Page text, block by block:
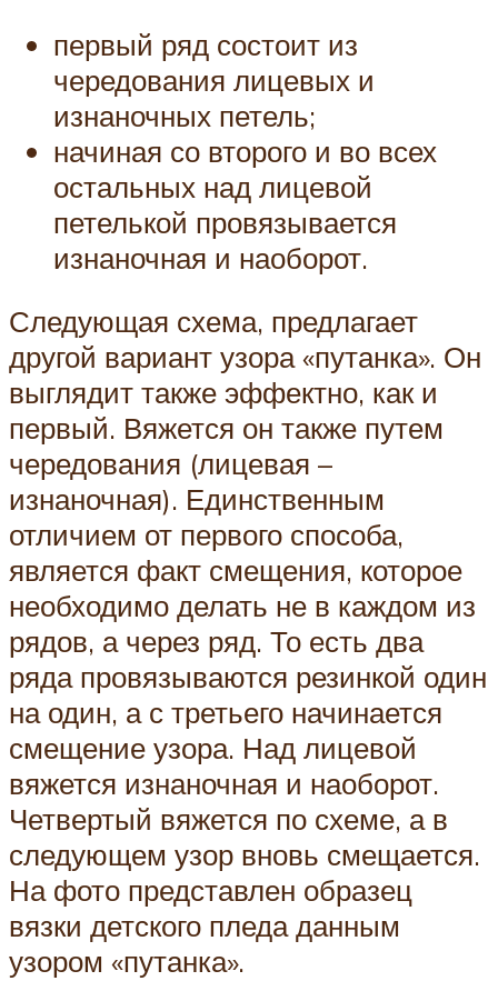
первый ряд состоит из
чередования лицевых и
изнаночных петель;
начиная со второго и во всех
остальных над лицевой
петелькой провязывается
изнаночная и наоборот.
Следующая схема, предлагает
другой вариант узора «путанка». Он
выглядит также эффектно, как и
первый. Вяжется он также путем
чередования (лицевая –
изнаночная). Единственным
отличием от первого способа,
является факт смещения, которое
необходимо делать не в каждом из
рядов, а через ряд. То есть два
ряда провязываются резинкой один
на один, а с третьего начинается
смещение узора. Над лицевой
вяжется изнаночная и наоборот.
Четвертый вяжется по схеме, а в
следующем узор вновь смещается.
На фото представлен образец
вязки детского пледа данным
узором «путанка».